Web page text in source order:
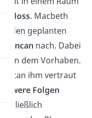
. Macbeth
den geplanten
Duncan nach. Dabei
an dem Vorhaben.
ihm vertraut
schwere Folgen
Schließlich